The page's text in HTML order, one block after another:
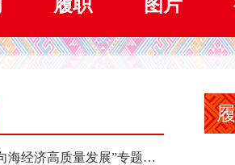
履职 图片
自治区政协召开“推动向海经济高质量发展”专题调研座谈会 钱学明出席并讲话